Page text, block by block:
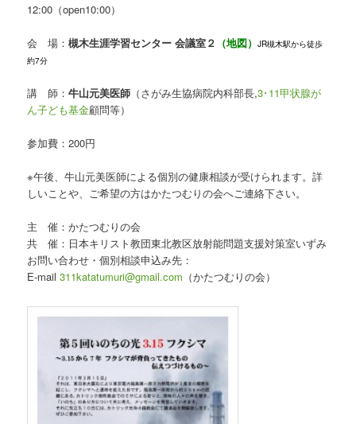
12:00（open10:00）
会 場：槻木生涯学習センター 会議室２ （地図）JR槻木駅から徒歩
約7分
講 師：牛山元美医師 （さがみ生協病院内科部長,3･11甲状腺が
ん子ども基金顧問等）
参加費：200円
※午後、牛山元美医師による個別の健康相談が受けられます。詳
しいことや、ご希望の方はかたつむりの会へご連絡下さい。
主 催：かたつむりの会
共 催：日本キリスト教団東北教区放射能問題支援対策室いずみ
お問い合わせ・個別相談申込み先：
E-mail311katatumuri@gmail.com （かたつむりの会）